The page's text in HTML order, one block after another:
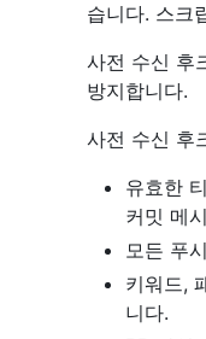
습니다. 스크
사전 수신 후
방지합니다.
사전 수신 후
유효한
커밋 메
모든 푸
키워드,
니다.